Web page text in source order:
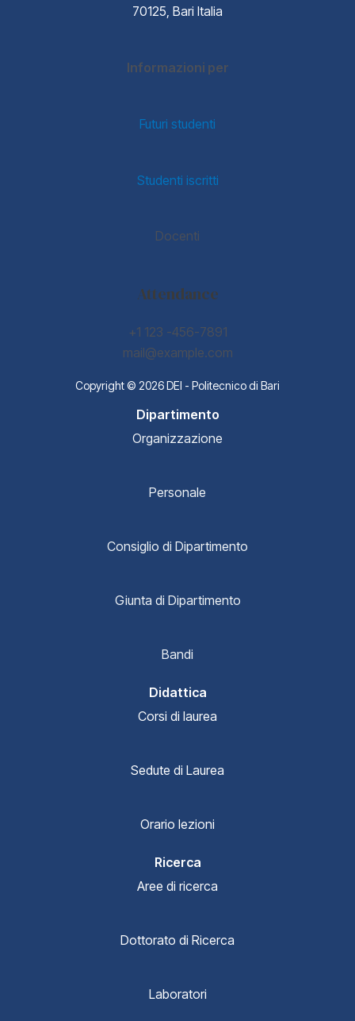
70125, Bari Italia
Informazioni per
Futuri studenti
Studenti iscritti
Docenti
Attendance
+1 123 -456-7891
mail@example.com
Copyright © 2026 DEI - Politecnico di Bari
Dipartimento
Organizzazione
Personale
Consiglio di Dipartimento
Giunta di Dipartimento
Bandi
Didattica
Corsi di laurea
Sedute di Laurea
Orario lezioni
Ricerca
Aree di ricerca
Dottorato di Ricerca
Laboratori